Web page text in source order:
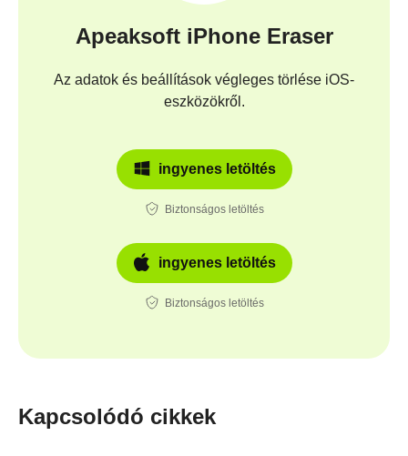
Apeaksoft iPhone Eraser
Az adatok és beállítások végleges törlése iOS-
eszközökről.
ingyenes letöltés
Biztonságos letöltés
ingyenes letöltés
Biztonságos letöltés
Kapcsolódó cikkek